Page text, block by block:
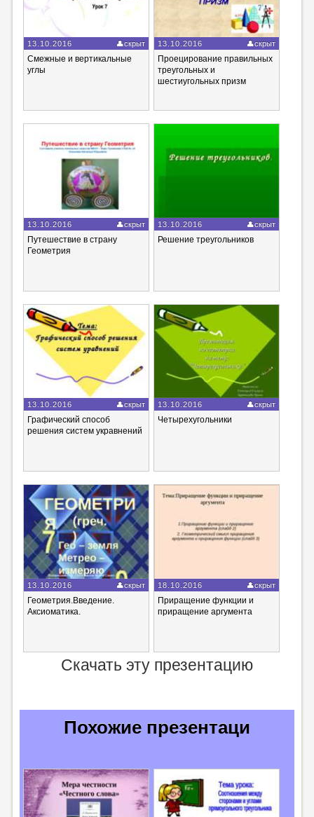
13.10.2016 скрыт
Смежные и вертикальные
углы
13.10.2016 скрыт
Проецирование правильных
треугольных и
шестиугольных призм
13.10.2016 скрыт
Путешествие в страну
Геометрия
13.10.2016 скрыт
Решение треугольников
13.10.2016 скрыт
Графический способ
решения систем укравнений
13.10.2016 скрыт
Четырехугольники
13.10.2016 скрыт
Геометрия.Введение.
Аксиоматика.
18.10.2016 скрыт
Приращение функции и
приращение аргумента
Скачать эту презентацию
Похожие презентаци